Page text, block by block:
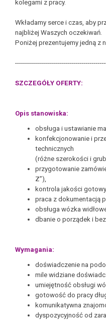
kolegami z pracy.
Wkładamy serce i czas, aby
najbliżej Waszych oczekiwań.
Poniżej prezentujemy jedną z
SZCZEGÓŁY OFERTY:
Opis stanowiska:
obsługa i ustawianie
konfekcjonowanie i
technicznych
(różne szerokości i
przygotowanie
Z”),
kontrola jakości
praca z dokumentacją
obsługa wózka
dbanie o porządek i
Wymagania:
doświadczenie na
mile widziane
umiejętność obsługi
gotowość do pracy
komunikatywna
dyspozycyjność od